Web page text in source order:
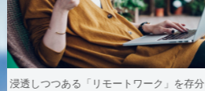
テレワークでも取引先に贈れる「